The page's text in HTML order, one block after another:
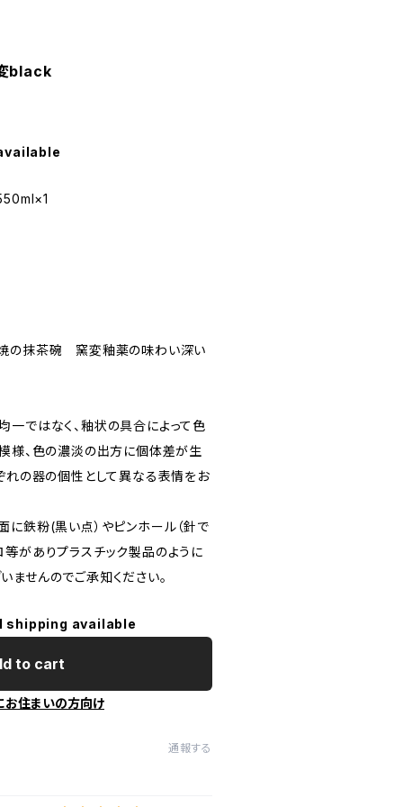
black
の抹茶碗 窯変釉薬の味わい深い
ではなく、釉状の具合によって色
様、色の濃淡の出方に個体差が生
れの器の個性として異なる表情をお
鉄粉(黒い点）やピンホール（針で
がありプラスチック製品のように
せんのでご承知ください。
shipping available
to cart
お住まいの方向け
通報する